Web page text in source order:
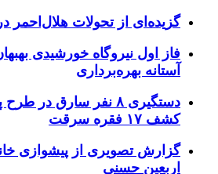
گزیده‌ای از تحولات هلال‌احمر
فاز اول نیروگاه خورشیدی
آستانه بهره‌برداری
دستگیری ۸ نفر سارق
کشف ۱۷ فقره سرقت
گزارش تصویری از پیشوازی
اربعین حسنی